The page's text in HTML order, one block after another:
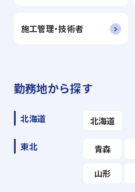
施工管理・技術者
勤務地から探す
北海道 北海道
東北 青森
山形